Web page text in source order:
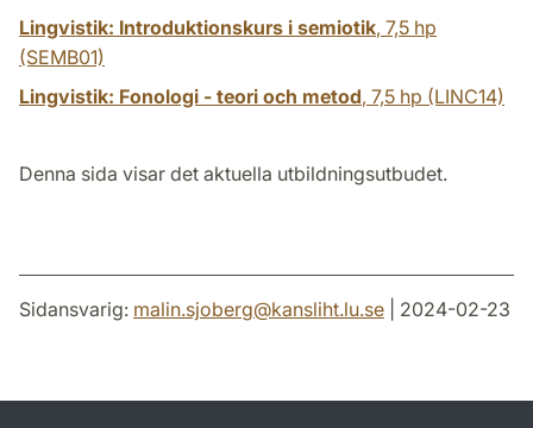
Lingvistik: Introduktionskurs i semiotik, 7,5 hp
(SEMB01)
Lingvistik: Fonologi - teori och metod, 7,5 hp (LINC14)
Denna sida visar det aktuella utbildningsutbudet.
Sidansvarig: malin.sjoberg@kansliht.lu.se | 2024-02-23